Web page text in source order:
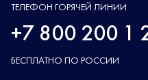
ТЕЛЕФОН ГОРЯЧЕЙ ЛИНИИ
+7 800 200 1
БЕСПЛАТНО ПО РОССИИ